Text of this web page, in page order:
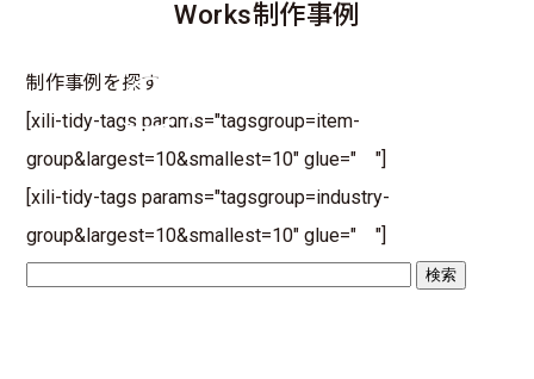
Works制作事例
制作事例を探す
[xili-tidy-tags params="tagsgroup=item-
group&largest=10&smallest=10" glue=" "]
[xili-tidy-tags params="tagsgroup=industry-
group&largest=10&smallest=10" glue=" "]